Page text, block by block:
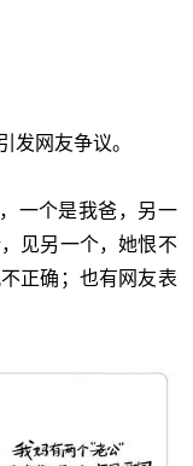
发网友争议。
一个是我爸，另一
见另一个，她恨不
正确；也有网友表